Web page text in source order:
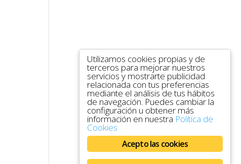
Utilizamos cookies propias y de
terceros para mejorar nuestros
servicios y mostrarte publicidad
relacionada con tus preferencias
mediante el análisis de tus hábitos
de navegación. Puedes cambiar la
configuración u obtener más
información en nuestra Política de
Cookies
Acepto las cookies